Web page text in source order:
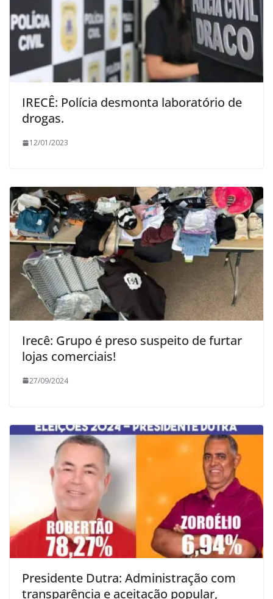
IRECÊ: Polícia desmonta laboratório de
drogas.
12/01/2023
Irecê: Grupo é preso suspeito de furtar
lojas comerciais!
27/09/2024
Presidente Dutra: Administração com
transparência e aceitação popular,